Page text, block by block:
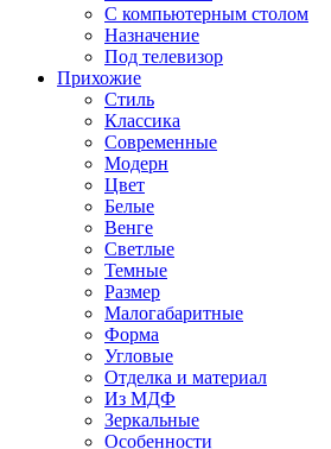
С компьютерным столом
Назначение
Под телевизор
Прихожие
Стиль
Классика
Современные
Модерн
Цвет
Белые
Венге
Светлые
Темные
Размер
Малогабаритные
Форма
Угловые
Отделка и материал
Из МДФ
Зеркальные
Особенности